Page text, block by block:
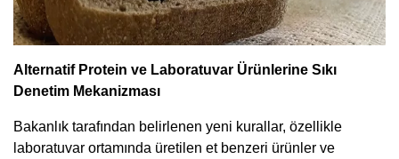
Alternatif Protein ve Laboratuvar Ürünlerine Sıkı
Denetim Mekanizması
Bakanlık tarafından belirlenen yeni kurallar, özellikle
laboratuvar ortamında üretilen et benzeri ürünler ve